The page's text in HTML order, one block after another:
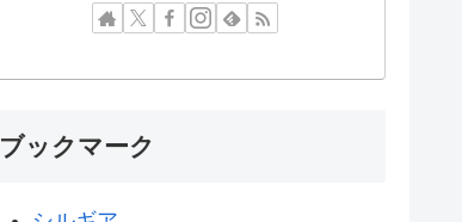
ブックマーク